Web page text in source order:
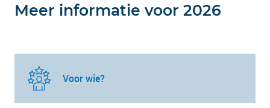
Meer informatie voor 2026
Voor wie?